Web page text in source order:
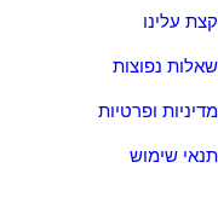
קצת עלינו
שאלות נפוצות
מדיניות ופרטיות
תנאי שימוש